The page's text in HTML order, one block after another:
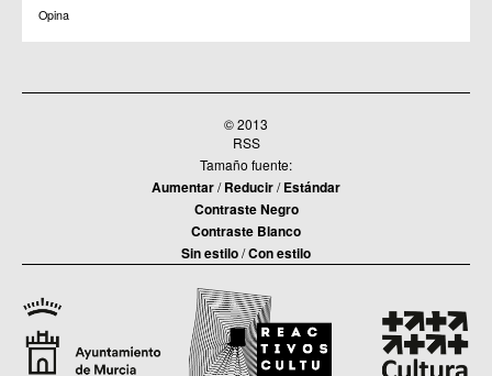
Opina
© 2013
RSS
Tamaño fuente:
Aumentar/Reducir/Estándar
Contraste Negro
Contraste Blanco
Sin estilo/Con estilo